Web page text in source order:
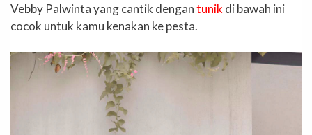
Vebby Palwinta yang cantik dengantunik di bawah ini
cocok untuk kamu kenakan ke pesta.